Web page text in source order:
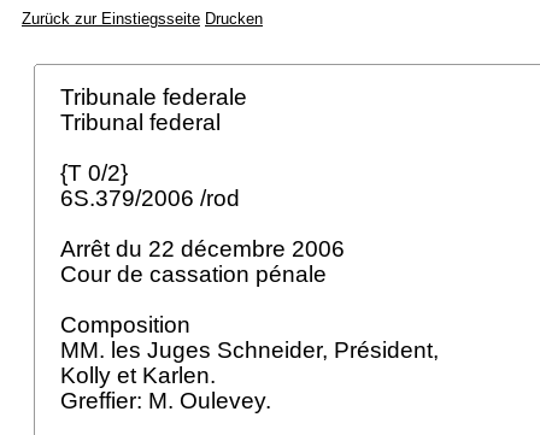
Zurück zur Einstiegsseite Drucken
Tribunale federale
Tribunal federal
{T 0/2}
6S.379/2006 /rod
Arrêt du 22 décembre 2006
Cour de cassation pénale
Composition
MM. les Juges Schneider, Président,
Kolly et Karlen.
Greffier: M. Oulevey.